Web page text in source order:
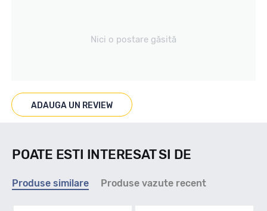
Marcaje
Nici o postare găsită
ADAUGA UN REVIEW
POATE ESTI INTERESAT SI DE
Produse similare Produse vazute recent